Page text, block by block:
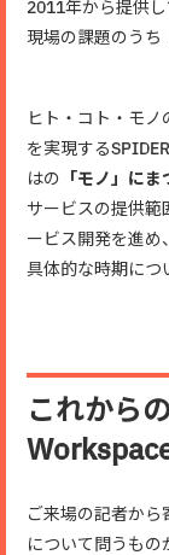
2011年から提供
現場の課題のうち
ヒト・コト・モ
を実現する
はの 「モノ」に
サービスの提供範
ービス開発を進め
具体的な時期につ
これから
ご来場の記者か
について問うもの